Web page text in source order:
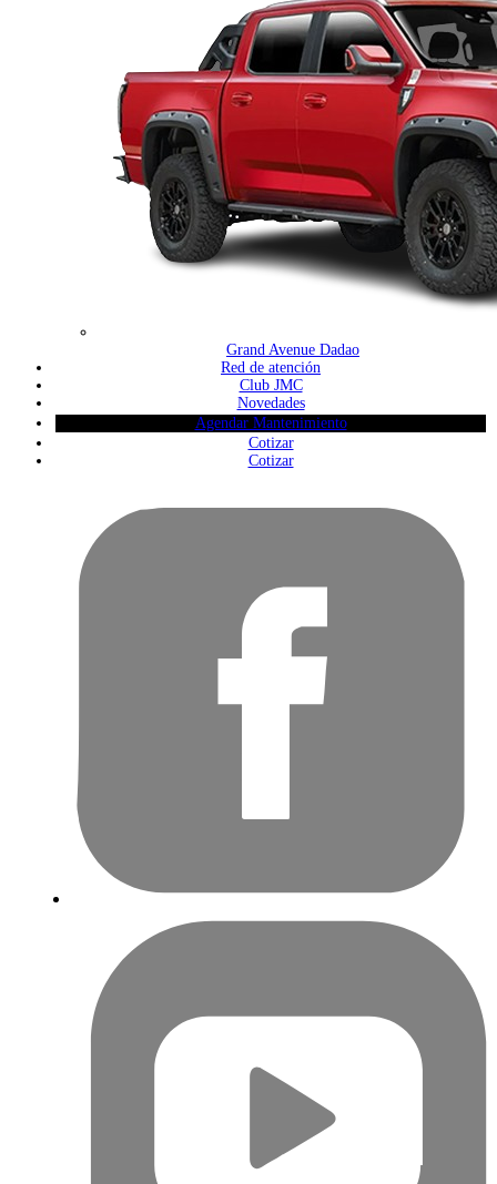
Grand Avenue Dadao
Red de atención
Club JMC
Novedades
Agendar Mantenimiento
Cotizar
Cotizar